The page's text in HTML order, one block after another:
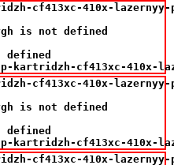
cf413xc-410x-lazernyy-
is not defined
defined
kartridzh-cf413xc-410x-
cf413xc-410x-lazernyy-
is not defined
defined
kartridzh-cf413xc-410x-
410x-lazernyy-